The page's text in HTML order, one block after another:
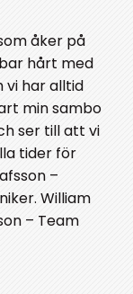
åker på
hårt med
vi har alltid
min sambo
ser till att vi
tider för
–
William
– Team